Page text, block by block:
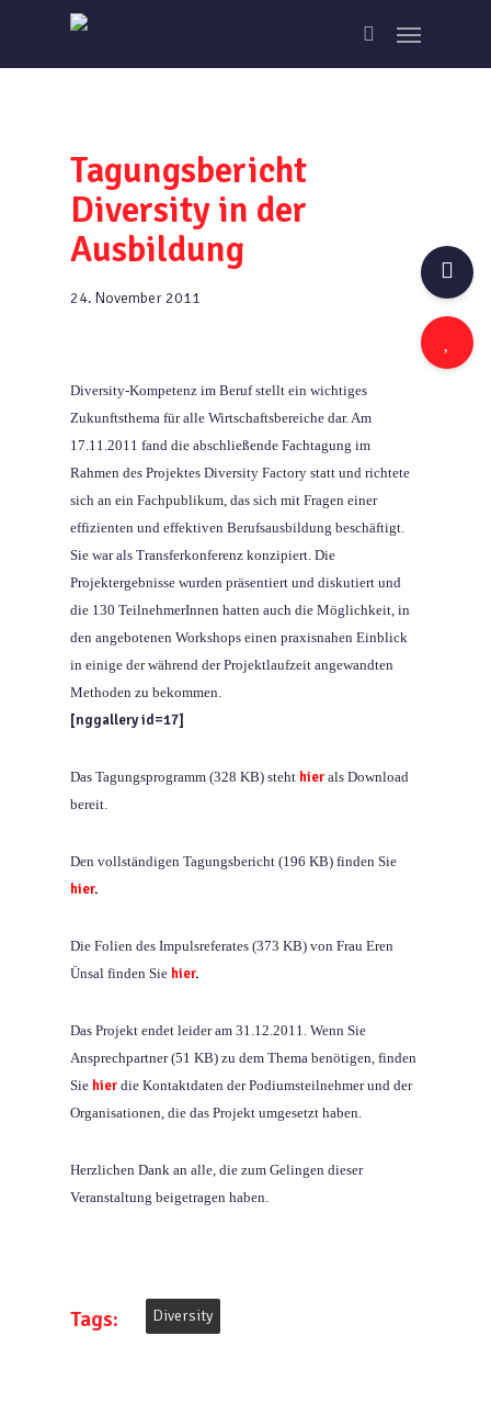
main
search
Menu
Tagungsbericht
Diversity in der
Ausbildung
24. November 2011
Diversity-Kompetenz im Beruf stellt ein wichtiges
Zukunftsthema für alle Wirtschaftsbereiche dar. Am
17.11.2011 fand die abschließende Fachtagung im
Rahmen des Projektes Diversity Factory statt und richtete
sich an ein Fachpublikum, das sich mit Fragen einer
effizienten und effektiven Berufsausbildung beschäftigt.
Sie war als Transferkonferenz konzipiert. Die
Projektergebnisse wurden präsentiert und diskutiert und
die 130 TeilnehmerInnen hatten auch die Möglichkeit, in
den angebotenen Workshops einen praxisnahen Einblick
in einige der während der Projektlaufzeit angewandten
Methoden zu bekommen.
[nggallery id=17]
Das Tagungsprogramm (328 KB) steht hier als Download
bereit.
Den vollständigen Tagungsbericht (196 KB) finden Sie
hier.
Die Folien des Impulsreferates (373 KB) von Frau Eren
Ünsal finden Sie hier.
Das Projekt endet leider am 31.12.2011. Wenn Sie
Ansprechpartner (51 KB) zu dem Thema benötigen, finden
Sie hier die Kontaktdaten der Podiumsteilnehmer und der
Organisationen, die das Projekt umgesetzt haben.
Herzlichen Dank an alle, die zum Gelingen dieser
Veranstaltung beigetragen haben.
Tags: Diversity